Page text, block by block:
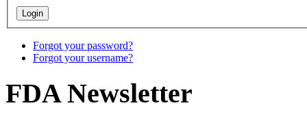
Forgot your password?
Forgot your username?
FDA Newsletter